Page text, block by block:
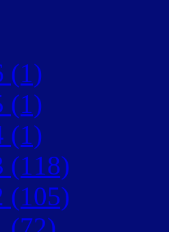
(1)
(1)
(1)
(118)
(105)